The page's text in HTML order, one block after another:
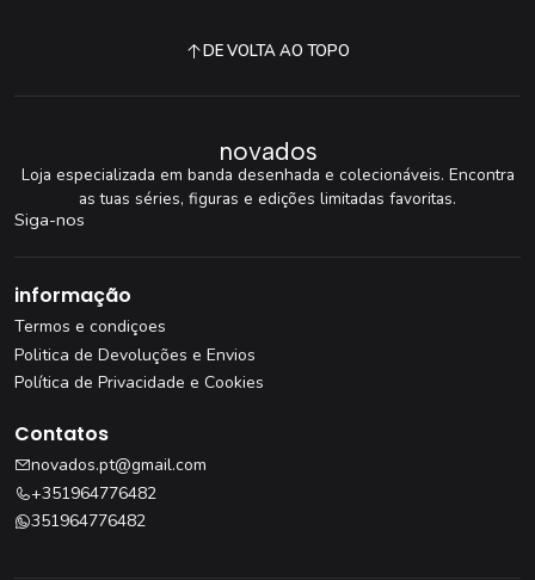
DE VOLTA AO TOPO
novados
Loja especializada em banda desenhada e colecionáveis. Encontra
as tuas séries, figuras e edições limitadas favoritas.
Siga-nos
informação
Termos e condiçoes
Politica de Devoluções e Envios
Política de Privacidade e Cookies
Contatos
novados.pt@gmail.com
+351964776482
351964776482